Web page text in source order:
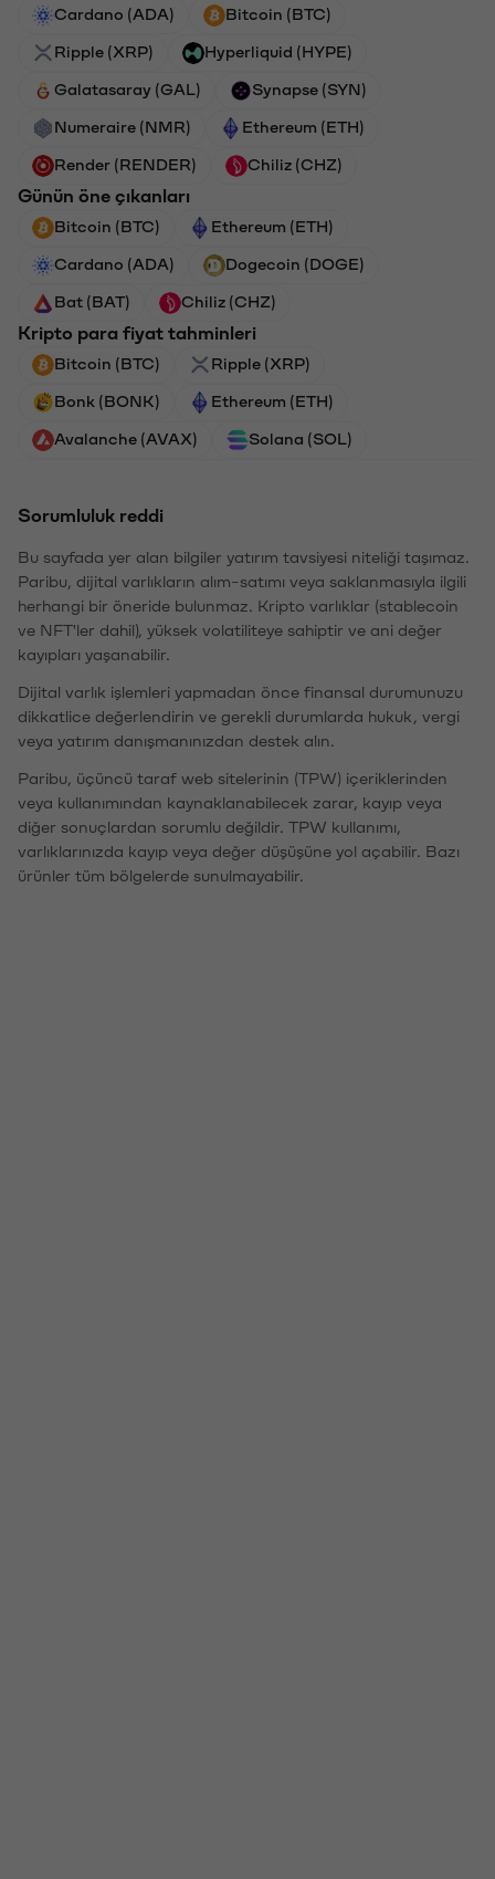
Cardano (ADA) Bitcoin (BTC)
Ripple (XRP) Hyperliquid (HYPE)
Galatasaray (GAL) Synapse (SYN)
Numeraire (NMR) Ethereum (ETH)
Render (RENDER) Chiliz (CHZ)
Günün öne çıkanları
Bitcoin (BTC) Ethereum (ETH)
Cardano (ADA) Dogecoin (DOGE)
Bat (BAT) Chiliz (CHZ)
Kripto para fiyat tahminleri
Bitcoin (BTC) Ripple (XRP)
Bonk (BONK) Ethereum (ETH)
Avalanche (AVAX) Solana (SOL)
Sorumluluk reddi
Bu sayfada yer alan bilgiler yatırım tavsiyesi niteliği taşımaz.
Paribu, dijital varlıkların alım-satımı veya saklanmasıyla ilgili
herhangi bir öneride bulunmaz. Kripto varlıklar (stablecoin
ve NFT'ler dahil), yüksek volatiliteye sahiptir ve ani değer
kayıpları yaşanabilir.
Dijital varlık işlemleri yapmadan önce finansal durumunuzu
dikkatlice değerlendirin ve gerekli durumlarda hukuk, vergi
veya yatırım danışmanınızdan destek alın.
Paribu, üçüncü taraf web sitelerinin (TPW) içeriklerinden
veya kullanımından kaynaklanabilecek zarar, kayıp veya
diğer sonuçlardan sorumlu değildir. TPW kullanımı,
varlıklarınızda kayıp veya değer düşüşüne yol açabilir. Bazı
ürünler tüm bölgelerde sunulmayabilir.